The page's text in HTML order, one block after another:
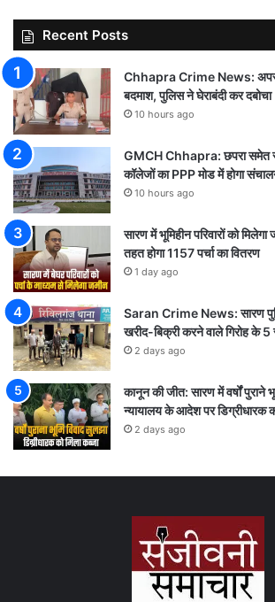
Recent Posts
Chhapra Crime News:
बदमाश, पुलिस ने घेराबंदी कर दबोचा
10 hours ago
GMCH Chhapra: छपरा समेत
कॉलेजों का PPP मोड में होगा
10 hours ago
सारण में भूमिहीन परिवारों को
तहत होगा 1157 पर्चा का वितरण
1 day ago
Saran Crime News: सारण
खरीद-बिक्री करने वाले गिरोह के 5
2 days ago
कानून की जीत: सारण में वर्षों पुराने
न्यायालय के आदेश पर डिग्रीधारक
2 days ago